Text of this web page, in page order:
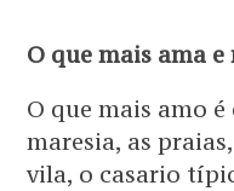
O que mais ama
O que mais amo
maresia, as
vila, o casario